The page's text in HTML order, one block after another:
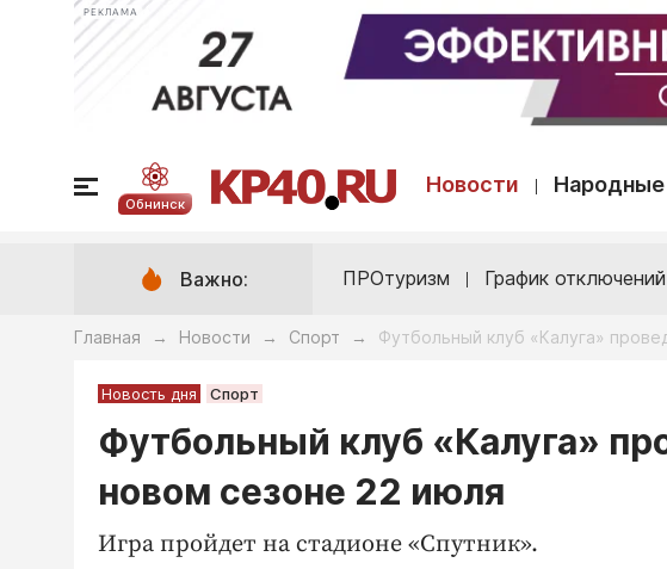
РЕКЛАМА
Обнинск
Новости Народные
Важно: ПРОтуризм График
Главная → Новости → Спорт → Футбольный клуб «Калуга»
Новость дня Спорт
Футбольный клуб «Калуга»
новом сезоне 22 июля
Игра пройдет на стадионе «Спутник».